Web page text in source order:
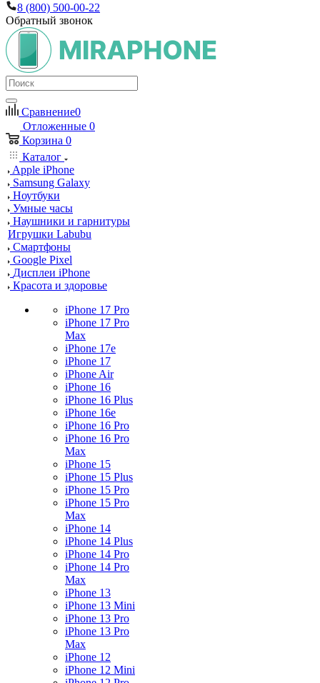
8 (800) 500-00-22
Обратный звонок
Сравнение0
Отложенные 0
Корзина 0
Каталог
Apple iPhone
Samsung Galaxy
Ноутбуки
Умные часы
Наушники и гарнитуры
Игрушки Labubu
Смартфоны
Google Pixel
Дисплеи iPhone
Красота и здоровье
iPhone 17 Pro
iPhone 17 Pro
Max
iPhone 17e
iPhone 17
iPhone Air
iPhone 16
iPhone 16 Plus
iPhone 16e
iPhone 16 Pro
iPhone 16 Pro
Max
iPhone 15
iPhone 15 Plus
iPhone 15 Pro
iPhone 15 Pro
Max
iPhone 14
iPhone 14 Plus
iPhone 14 Pro
iPhone 14 Pro
Max
iPhone 13
iPhone 13 Mini
iPhone 13 Pro
iPhone 13 Pro
Max
iPhone 12
iPhone 12 Mini